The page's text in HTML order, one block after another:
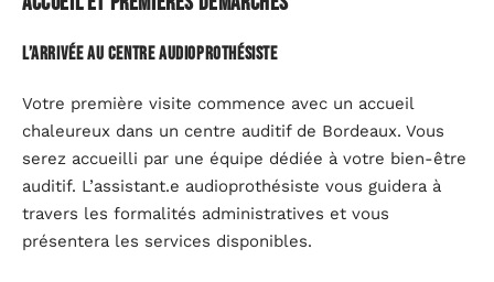
L’arrivée au centre audioprothésiste
Votre première visite commence avec un accueil
chaleureux dans un centre auditif de Bordeaux. Vous
serez accueilli par une équipe dédiée à votre bien-être
auditif. L’assistant.e audioprothésiste vous guidera à
travers les formalités administratives et vous
présentera les services disponibles.